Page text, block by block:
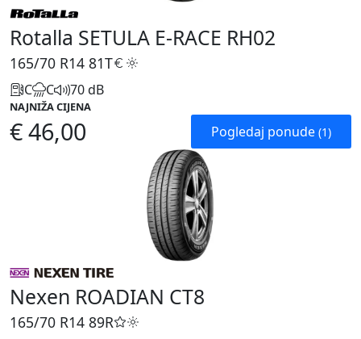
Rotalla SETULA E-RACE RH02
165/70 R14 81T
C C 70 dB
NAJNIŽA CIJENA
€ 46,00 Pogledaj ponude (1)
Nexen ROADIAN CT8
165/70 R14 89R